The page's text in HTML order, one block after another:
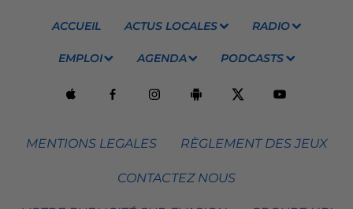
ACCUEIL ACTUS LOCALES RADIO
EMPLOI AGENDA PODCASTS
MENTIONS LEGALES RÈGLEMENT DES JEUX
CONTACTEZ NOUS